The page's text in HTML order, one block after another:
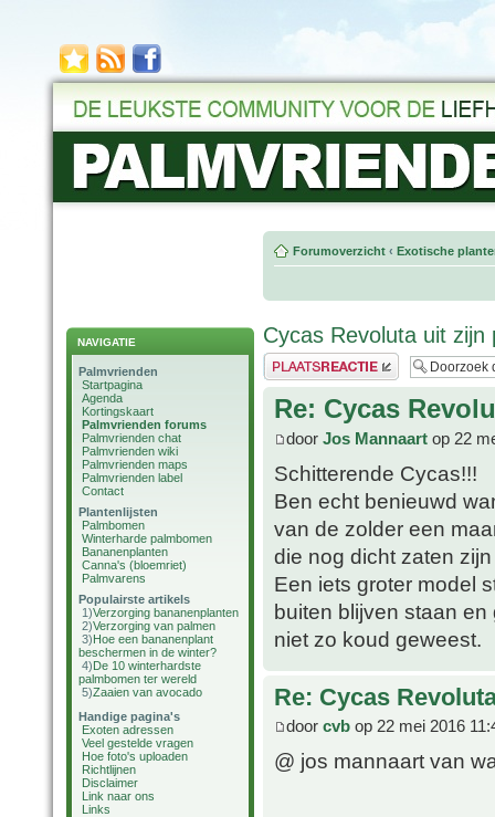
NAVIGATIE
Palmvrienden
Startpagina
Agenda
Kortingskaart
Palmvrienden forums
Palmvrienden chat
Palmvrienden wiki
Palmvrienden maps
Palmvrienden label
Contact
Plantenlijsten
Palmbomen
Winterharde palmbomen
Bananenplanten
Canna's (bloemriet)
Palmvarens
Populairste artikels
1)Verzorging bananenplanten
2)Verzorging van palmen
3)Hoe een bananenplant
beschermen in de winter?
4)De 10 winterhardste
palmbomen ter wereld
5)Zaaien van avocado
Handige pagina's
Exoten adressen
Veel gestelde vragen
Hoe foto's uploaden
Richtlijnen
Disclaimer
Link naar ons
Links
Forumoverzicht ‹ Exotische
Cycas Revoluta uit zijn
Plaats een reactie
Re: Cycas
door Jos Mannaart op 22
Schitterende Cycas!!!
Ben echt benieuwd
van de zolder een
die nog dicht zaten
Een iets groter model
buiten blijven staan
niet zo koud geweest.
Re: Cycas
door cvb op 22 mei 2016
@ jos mannaart van